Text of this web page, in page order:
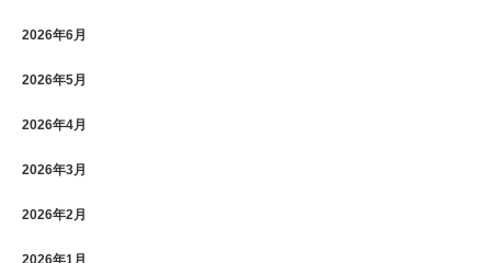
2026年6月
2026年5月
2026年4月
2026年3月
2026年2月
2026年1月